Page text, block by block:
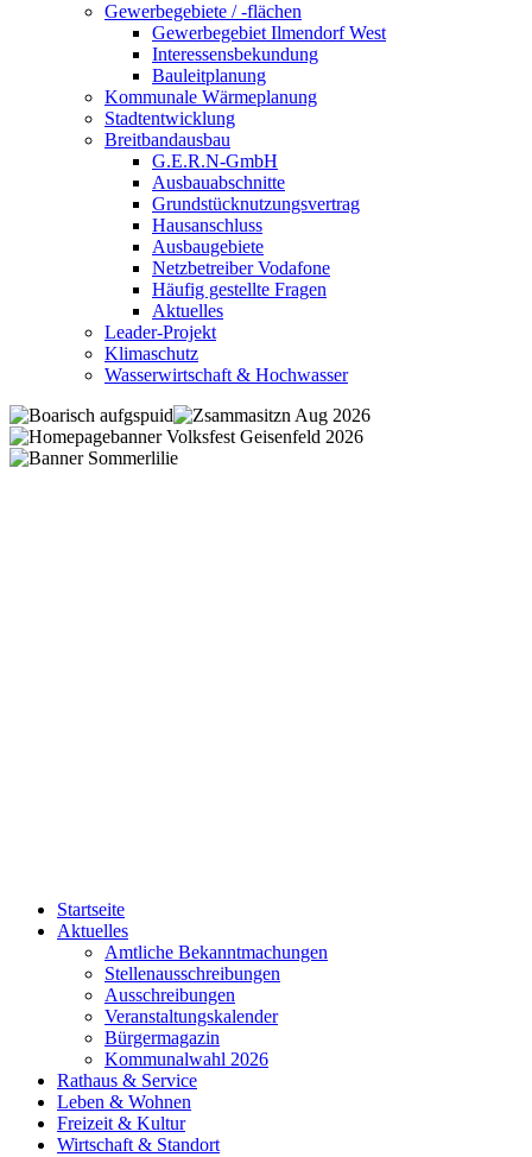
Gewerbegebiete / -flächen
Gewerbegebiet Ilmendorf West
Interessensbekundung
Bauleitplanung
Kommunale Wärmeplanung
Stadtentwicklung
Breitbandausbau
G.E.R.N-GmbH
Ausbauabschnitte
Grundstücknutzungsvertrag
Hausanschluss
Ausbaugebiete
Netzbetreiber Vodafone
Häufig gestellte Fragen
Aktuelles
Leader-Projekt
Klimaschutz
Wasserwirtschaft & Hochwasser
Startseite
Aktuelles
Amtliche Bekanntmachungen
Stellenausschreibungen
Ausschreibungen
Veranstaltungskalender
Bürgermagazin
Kommunalwahl 2026
Rathaus & Service
Leben & Wohnen
Freizeit & Kultur
Wirtschaft & Standort